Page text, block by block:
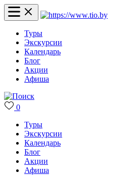
Туры
Экскурсии
Календарь
Блог
Акции
Афиша
0
Туры
Экскурсии
Календарь
Блог
Акции
Афиша